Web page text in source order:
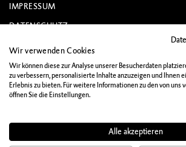
IMPRESSUM
DATENSCHUTZ
MATERIALIEN
KONTAKT
Wir verwenden Cookies
Wir können diese zur Analyse unserer Besucherdaten
zu verbessern, personalisierte Inhalte anzuzeigen und Ihnen
Erlebnis zu bieten. Für weitere Informationen zu den von uns
öffnen Sie die Einstellungen.
Alle akzeptieren